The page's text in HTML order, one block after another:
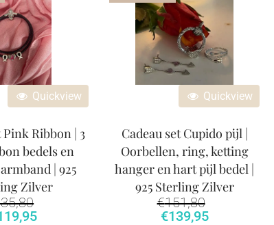
Quickview
Pink Ribbon | 3
bedels en
| 925
Zilver
Quickview
Cadeau set Cupido pijl |
Oorbellen, ring, ketting
hanger en hart pijl bedel |
925 Sterling Zilver
€151,80
€139,95